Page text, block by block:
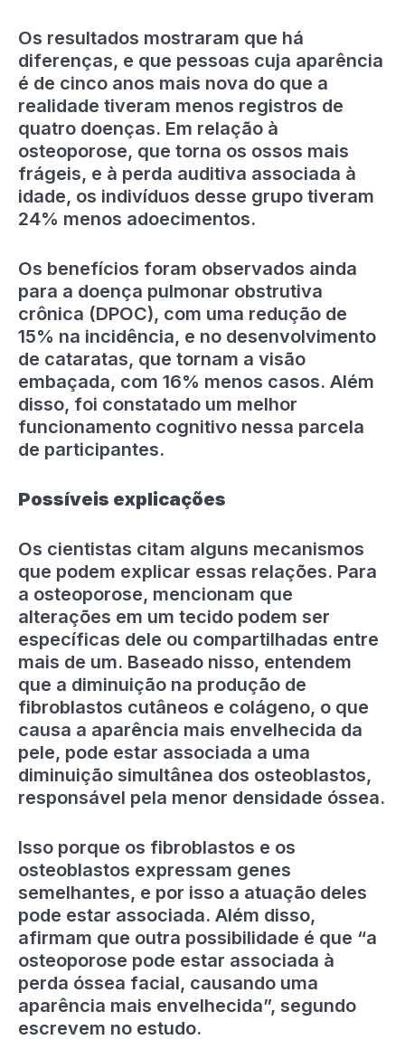
Os resultados mostraram que há
diferenças, e que pessoas cuja aparência
é de cinco anos mais nova do que a
realidade tiveram menos registros de
quatro doenças. Em relação à
osteoporose, que torna os ossos mais
frágeis, e à perda auditiva associada à
idade, os indivíduos desse grupo tiveram
24% menos adoecimentos.
Os benefícios foram observados ainda
para a doença pulmonar obstrutiva
crônica (DPOC), com uma redução de
15% na incidência, e no desenvolvimento
de cataratas, que tornam a visão
embaçada, com 16% menos casos. Além
disso, foi constatado um melhor
funcionamento cognitivo nessa parcela
de participantes.
Possíveis explicações
Os cientistas citam alguns mecanismos
que podem explicar essas relações. Para
a osteoporose, mencionam que
alterações em um tecido podem ser
específicas dele ou compartilhadas entre
mais de um. Baseado nisso, entendem
que a diminuição na produção de
fibroblastos cutâneos e colágeno, o que
causa a aparência mais envelhecida da
pele, pode estar associada a uma
diminuição simultânea dos osteoblastos,
responsável pela menor densidade óssea.
Isso porque os fibroblastos e os
osteoblastos expressam genes
semelhantes, e por isso a atuação deles
pode estar associada. Além disso,
afirmam que outra possibilidade é que “a
osteoporose pode estar associada à
perda óssea facial, causando uma
aparência mais envelhecida”, segundo
escrevem no estudo.